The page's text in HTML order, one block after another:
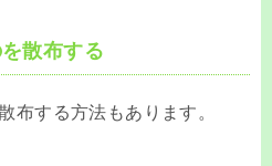
散布する
布する方法もあります。